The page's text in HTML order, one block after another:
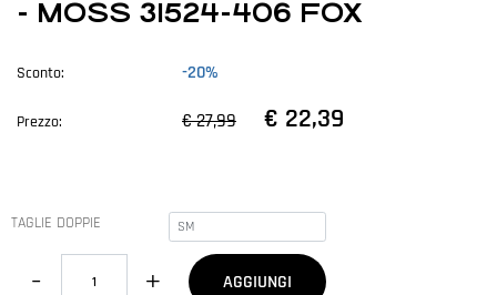
- MOSS 31524-406 FOX
Sconto: -20%
Prezzo: € 27,99 € 22,39
TAGLIE DOPPIE
Quantità
AGGIUNGI